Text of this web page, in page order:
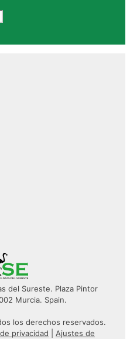
del Sureste. Plaza Pintor
Murcia. Spain.
los derechos reservados.
privacidad
Ajustes de